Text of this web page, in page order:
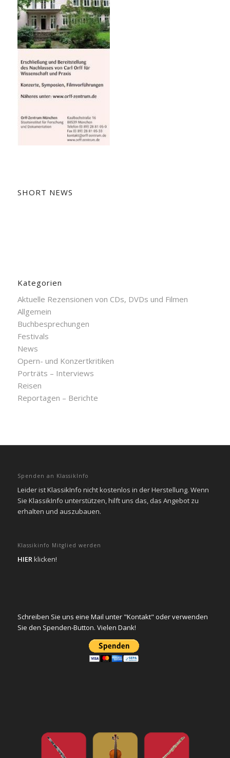
SHORT NEWS
Kategorien
Aktuelle Rezensionen von CDs, DVDs und Filmen
Allgemein
Buchbesprechungen
Festivals
News
Opern- und Konzertkritiken
Porträts – Interviews
Reisen
Reportagen – Berichte
Spenden an KlassikInfo
Leider ist KlassikInfo nicht kostenlos in der Herstellung. Wenn
Sie KlassikInfo unterstützen, hilft uns das, das Angebot zu
erhalten und auszubauen.
Klassikinfo Mitglied werden
HIERklicken!
Schreiben Sie uns eine Mail unter "Kontakt" oder verwenden
Sie den Spenden-Button. Vielen Dank!